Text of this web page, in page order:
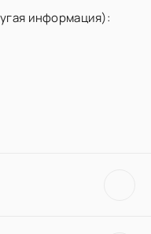
информация):